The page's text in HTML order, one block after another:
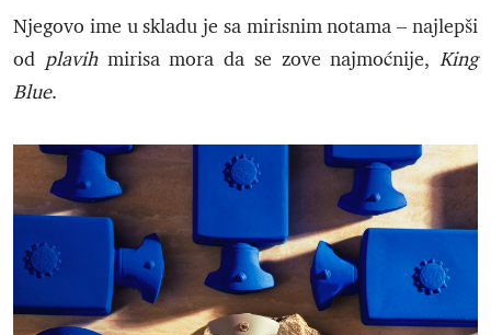
Njegovo ime u skladu je sa mirisnim notama – najlepši
od plavih mirisa mora da se zove najmoćnije, King
Blue.